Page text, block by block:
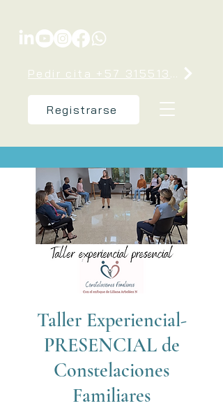
Pedir cita +57 3155137238
Registrarse
Taller Experiencial-
PRESENCIAL de
Constelaciones
Familiares